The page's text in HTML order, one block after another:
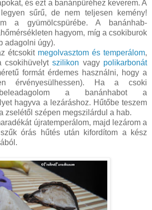
és ezt a banánpüréhez keverem. A
sűrű, de nem teljesen kemény!
a gyümölcspürébe. A banánhab-
hagyom, míg a csokiburok
adagolni úgy).
étcsokit megolvasztom és temperálom,
csokihüvelytszilikon vagy polikarbonát
formát érdemes használni, hogy a
érvényesülhessen). Ha a csoki
beleadagolom a banánhabot a
hagyva a lezáráshoz. Hűtőbe teszem
zselétől szépen megszilárdul a hab.
újratemperálom, majd lezárom a
órás hűtés után kifordítom a kész